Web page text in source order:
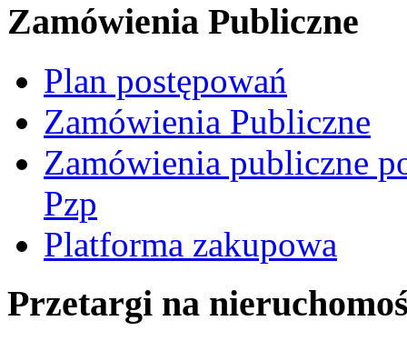
Zamówienia Publiczne
Plan postępowań
Zamówienia Publiczne
Zamówienia publiczne
Pzp
Platforma zakupowa
Przetargi na